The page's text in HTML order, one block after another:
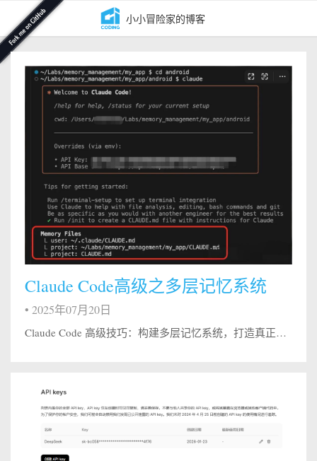
小小冒险家的博客
Claude Code高级之多层记忆系统
• 2025年07月20日
Claude Code 高级技巧：构建多层记忆系统，打造真正懂你的 AI 编程搭档在 AI 编程助手的演进历程中，一个核心痛点始终存在：“金鱼记忆”。早期模型如 ChatGPT，在每次新对话中都仿佛“失忆”，开发者不得不反复重申项目背景、编码规范和特定需求，效率极低。 Claude Code 通过其革命性的 多层记忆系统，彻底解决了这一问题。它不再只是一个代码生成器，而是能跨会话、跨目录、甚...